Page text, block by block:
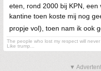
eten, rond 2000 bij KPN,
kantine toen koste mij nog
propje vol), toen nam ik ook
The people who lost my respect will
Like trump...
▼